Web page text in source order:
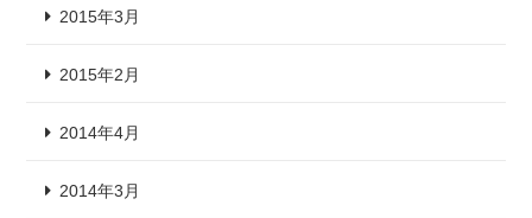
2015年3月
2015年2月
2014年4月
2014年3月